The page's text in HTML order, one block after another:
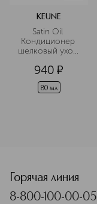
KEUNE
Satin Oil
Кондиционер
шелковый уход
формате
940 ¤
80 мл
Горячая линия
8-800-100-00-05